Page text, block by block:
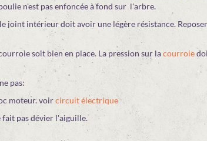
n'est pas enfoncée à fond sur l'arbre.
joint intérieur doit avoir une légère résistance.
soit bien en place. La pression sur lacourroie
pas:
moteur. voircircuit électrique
fait pas dévier l'aiguille.